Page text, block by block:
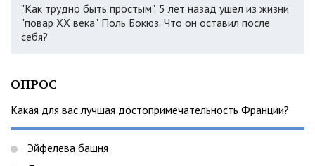
"Как трудно быть простым". 5 лет назад ушел из жизни
"повар ХХ века" Поль Бокюз. Что он оставил после
себя?
ОПРОС
Какая для вас лучшая достопримечательность Франции?
Эйфелева башня